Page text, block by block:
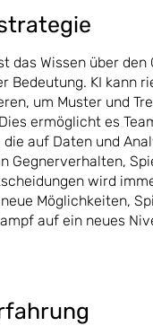
das Wissen über den
Bedeutung. KI kann
um Muster und
ermöglicht es
auf Daten und
Gegnerverhalten,
wird
Möglichkeiten,
auf ein neues